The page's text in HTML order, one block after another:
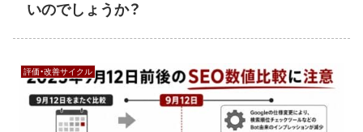
いのでしょうか？
評価・改善サイクル